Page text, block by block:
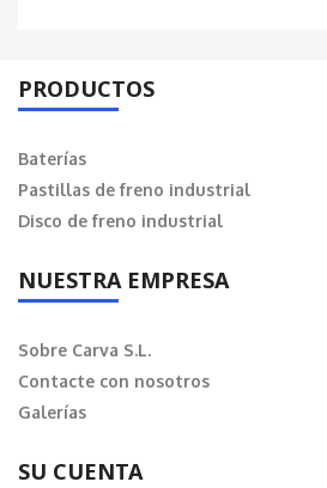
PRODUCTOS
Baterías
Pastillas de freno industrial
Disco de freno industrial
NUESTRA EMPRESA
Sobre Carva S.L.
Contacte con nosotros
Galerías
SU CUENTA